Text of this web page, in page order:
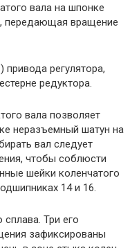
вала на шпонке
передающая вращение
привода регулятора,
редуктора.
вала позволяет
неразъемный шатун на
вал следует
чтобы соблюсти
шейки коленчатого
14 и 16.
Три его
зафиксированы